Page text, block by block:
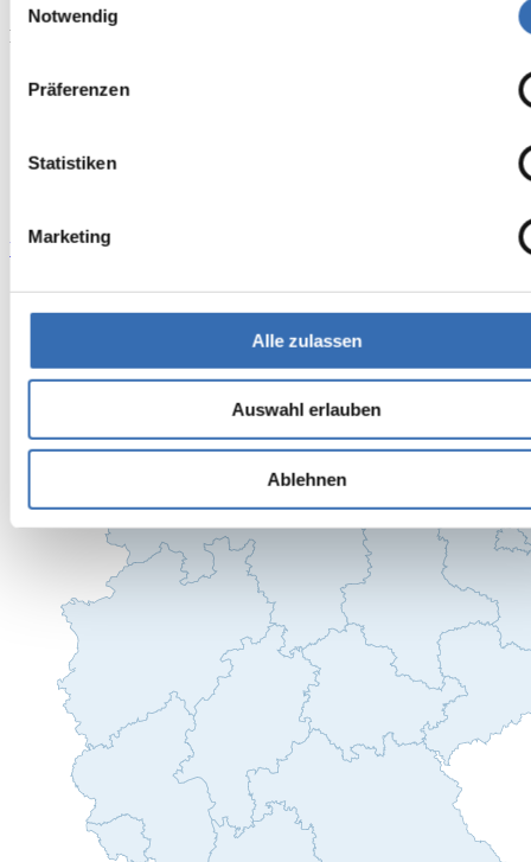
Notwendig
Präferenzen
Statistiken
Marketing
Alle zulassen
Auswahl erlauben
Ablehnen
Präqualifiziert bei Zertifizierung Bau
Verein für die Präqualifizierung